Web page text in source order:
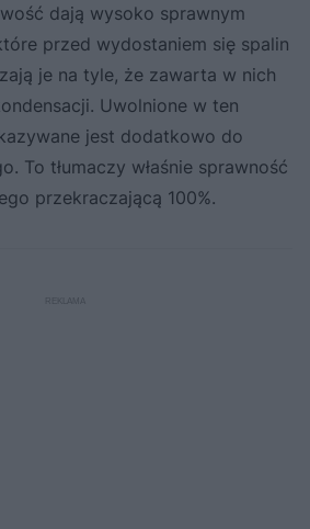
dają wysoko sprawnym
przed wydostaniem się spalin
je na tyle, że zawarta w nich
Uwolnione w ten
jest dodatkowo do
To tłumaczy właśnie sprawność
przekraczającą 100%.